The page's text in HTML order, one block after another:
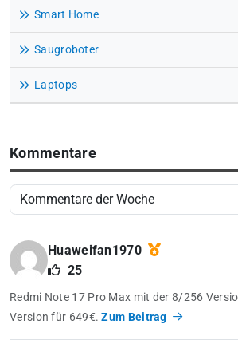
Smart Home
Saugroboter
Laptops
Kommentare
Huaweifan1970
25
Redmi Note 17 Pro Max mit der 8/256
Version für 649€.Zum Beitrag